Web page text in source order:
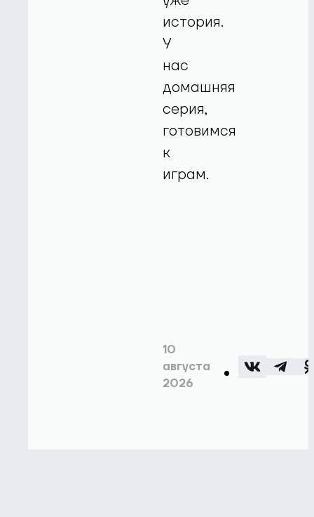
история.
У
нас
домашняя
серия,
готовимся
к
играм.
10
августа
2026